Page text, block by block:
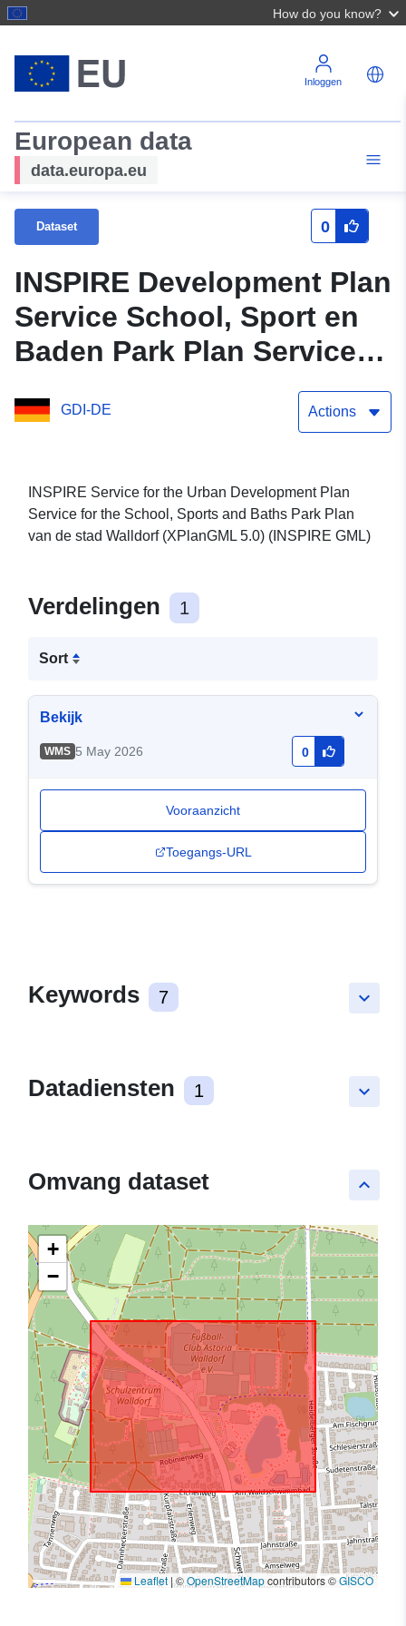
How do you know?
Inloggen
European data
data.europa.eu
Dataset 0
INSPIRE Development Plan
Service School, Sport en
Baden Park Plan Service
(XPlanGML 5.0) (INSPIRE
GML)
GDI-DE Actions
INSPIRE Service for the Urban Development Plan
Service for the School, Sports and Baths Park Plan
van de stad Walldorf (XPlanGML 5.0) (INSPIRE GML)
Verdelingen 1
Sort
Bekijk
WMS 5 May 2026 0
Vooraanzicht
Toegangs-URL
keyboard_arrow_down
Keywords 7
keyboard_arrow_down
Datadiensten 1
keyboard_arrow_up
Omvang dataset
+
−
Leaflet |©OpenStreetMapcontributors ©GISCO